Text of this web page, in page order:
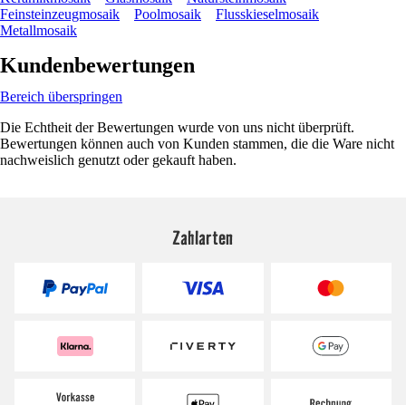
Feinsteinzeugmosaik
Poolmosaik
Flusskieselmosaik
Metallmosaik
Kundenbewertungen
Bereich überspringen
Die Echtheit der Bewertungen wurde von uns nicht überprüft.
Bewertungen können auch von Kunden stammen, die die Ware nicht
nachweislich genutzt oder gekauft haben.
Zahlarten